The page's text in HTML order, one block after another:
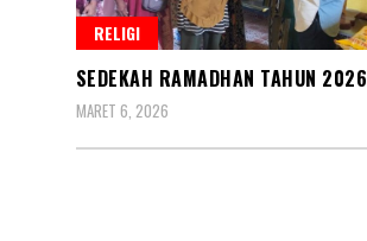
RELIGI
SEDEKAH RAMADHAN TAHUN 2026
MARET 6, 2026